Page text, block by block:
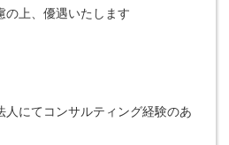
上、優遇いたします
人にてコンサルティング経験のあ